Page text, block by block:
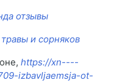
отзывы
и сорняков
https://xn----
izbavljaemsja-ot-